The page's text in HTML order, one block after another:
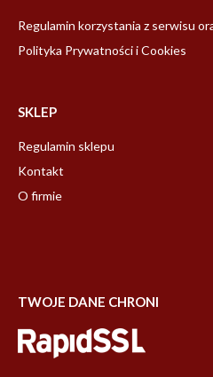
Regulamin korzystania z serwisu
Polityka Prywatności i Cookies
SKLEP
Regulamin sklepu
Kontakt
O firmie
TWOJE DANE CHRONI